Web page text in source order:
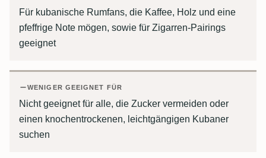
Für kubanische Rumfans, die Kaffee, Holz und eine
pfeffrige Note mögen, sowie für Zigarren-Pairings
geeignet
WENIGER GEEIGNET FÜR
Nicht geeignet für alle, die Zucker vermeiden oder
einen knochentrockenen, leichtgängigen Kubaner
suchen